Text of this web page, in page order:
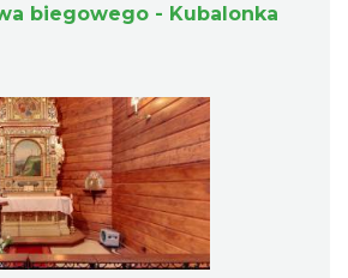
biegowego - Kubalonka